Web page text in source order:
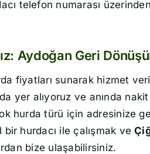
telefon numarası
Aydoğan Geri
fiyatları sunarak hizmet
yer alıyoruz ve anında
hurda türü için adresinize
hurdacı ile çalışmak ve
bize ulaşabilirsiniz.